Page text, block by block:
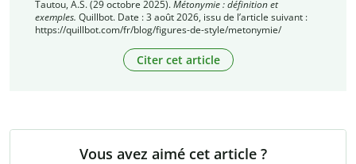
Tautou, A.S. (29 octobre 2025).Métonymie : définition et
exemples. Quillbot. Date : 3 août 2026, issu de l’article suivant :
https://quillbot.com/fr/blog/figures-de-style/metonymie/
Citer cet article
Vous avez aimé cet article ?